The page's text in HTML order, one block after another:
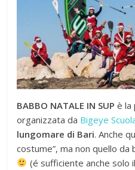
BABBO NATALE IN SUP è la
organizzata da Bigeye
lungomare di Bari. Anche
costume”, ma non quello da
(é sufficiente anche solo